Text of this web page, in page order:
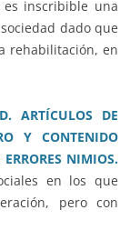
inscribible una
dado que
rehabilitación, en
ARTÍCULOS DE
Y CONTENIDO
NIMIOS.
en los que
pero con